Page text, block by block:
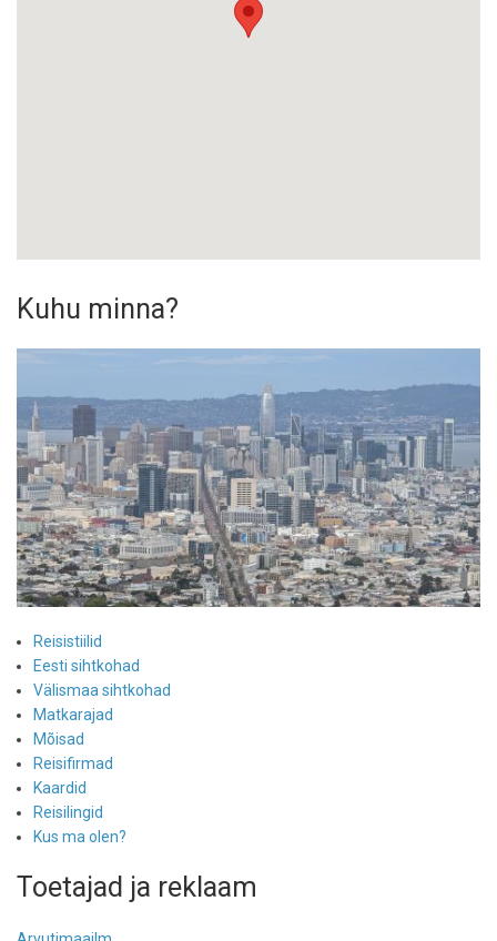
Kuhu minna?
Reisistiilid
Eesti sihtkohad
Välismaa sihtkohad
Matkarajad
Mõisad
Reisifirmad
Kaardid
Reisilingid
Kus ma olen?
Toetajad ja reklaam